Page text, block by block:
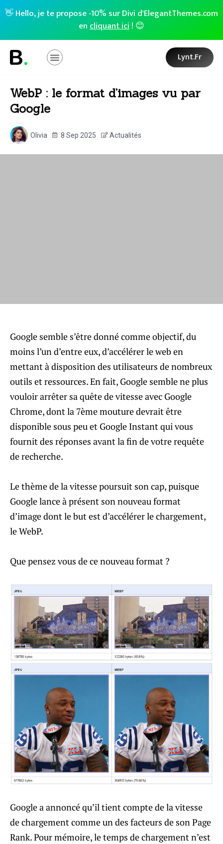
👋 Hello, je te propose -10% sur Divi d'ElegantThemes.com
encliquant ici! 😊
Lynt.fr
WebP : le format d’images vu par
Google
Olivia 8 Sep 2025 Actualités
Google semble s’être donné comme objectif, du
moins l’un d’entre eux, d’accélérer le web en
mettant à disposition des utilisateurs de nombreux
outils et ressources. En fait, Google semble ne plus
vouloir arrêter sa quête de vitesse avec Google
Chrome, dont la 7ème mouture devrait être
disponible sous peu et Google Instant qui vous
fournit des réponses avant la fin de votre requête
de recherche.
Le thème de la vitesse poursuit son cap, puisque
Google lance à présent son nouveau format
d’image dont le but est d’accélérer le chargement,
le WebP.
Que pensez vous de ce nouveau format ?
Google a annoncé qu’il tient compte de la vitesse
de chargement comme un des facteurs de son Page
Rank. Pour mémoire, le temps de chargement n’est